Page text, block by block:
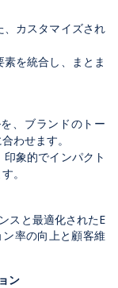
、カスタマイズされ
を統合し、まとま
、ブランドのトー
わせます。
象的でインパクト
。
スと最適化されたE
率の向上と顧客維
ン